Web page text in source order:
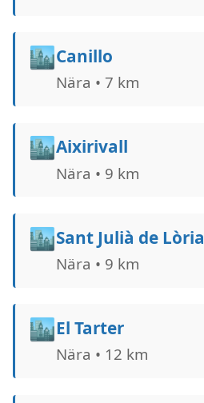
🏙️Canillo
Nära • 7 km
🏙️Aixirivall
Nära • 9 km
🏙️Sant Julià de Lòria
Nära • 9 km
🏙️El Tarter
Nära • 12 km